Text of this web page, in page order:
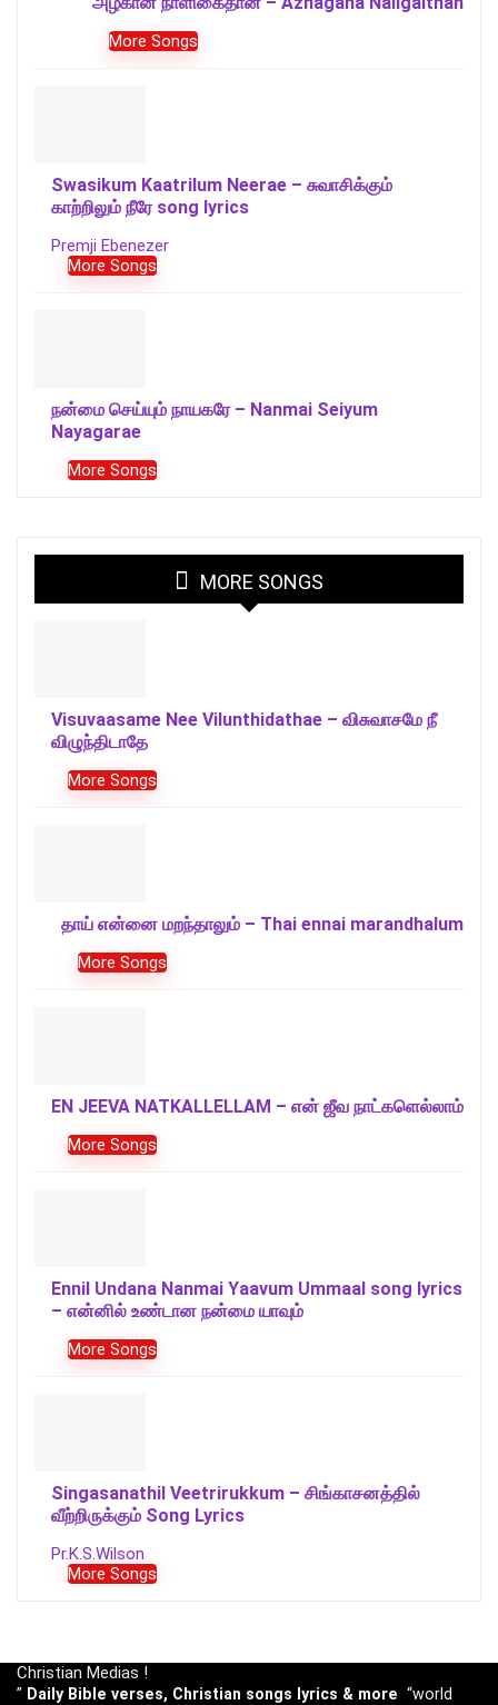
More Songs
Swasikum Kaatrilum Neerae – சுவாசிக்கும்
காற்றிலும் நீரே song lyrics
Premji Ebenezer
More Songs
நன்மை செய்யும் நாயகரே – Nanmai Seiyum
Nayagarae
More Songs
MORE SONGS
Visuvaasame Nee Vilunthidathae – விசுவாசமே நீ
விழுந்திடாதே
More Songs
தாய் என்னை மறந்தாலும் – Thai ennai marandhalum
More Songs
EN JEEVA NATKALLELLAM – என் ஜீவ நாட்களெல்லாம்
More Songs
Ennil Undana Nanmai Yaavum Ummaal song lyrics
– என்னில் உண்டான நன்மை யாவும்
More Songs
Singasanathil Veetrirukkum – சிங்காசனத்தில்
வீற்றிருக்கும் Song Lyrics
Pr.K.S.Wilson
More Songs
Christian Medias !
” Daily Bible verses, Christian songs lyrics & more “world